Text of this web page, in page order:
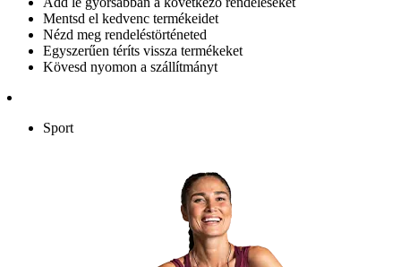
Mentsd el kedvenc termékeidet
Nézd meg rendeléstörténeted
Egyszerűen téríts vissza termékeket
Kövesd nyomon a szállítmányt
Sport